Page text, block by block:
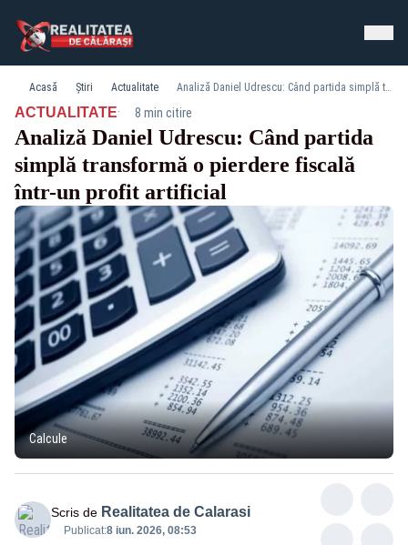
Acasă Știri Actualitate Analiză Daniel Udrescu: Când partida simplă transformă o pierdere fiscală într-un profit artificial
ACTUALITATE· 8 min citire
Analiză Daniel Udrescu: Când partida
simplă transformă o pierdere fiscală
într-un profit artificial
Calcule
Scris de Realitatea de Calarasi
Publicat:8 iun. 2026, 08:53